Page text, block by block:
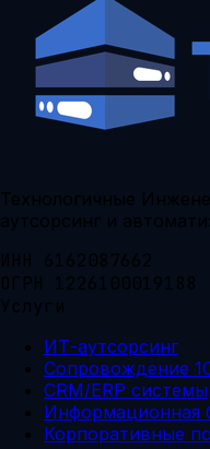
Технологичные
аутсорсинг и
ИНН 6162087662
ОГРН 1226100019188
Услуги
ИТ-аутсорсинг
Сопровождение
CRM/ERP системы
Информационная
Корпоративные